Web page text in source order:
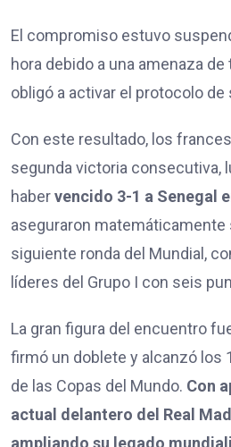
El compromiso estuvo
hora debido a una amenaza
obligó a activar el protocolo de
Con este resultado, los
segunda victoria consecutiva,
habervencido 3-1 a Senegal
aseguraron matemáticamente
siguiente ronda del Mundial,
líderes del Grupo I con seis
La gran figura del encuentro
firmó un doblete y alcanzó los
de las Copas del Mundo. Con
actual delantero del Real
ampliando su legado